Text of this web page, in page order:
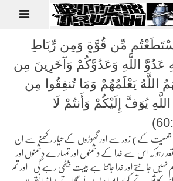
مِّن قُوَّةٍ وَمِن رِّبَاطِ
عَدُوَّ اللَّهِ وَعَدُوَّكُمْ وَآخَرِينَ مِن
اللَّهُ يَعْلَمُهُمْ وَمَا تُنفِقُوا مِن
يُوَفَّ إِلَيْكُمْ وَأَنتُمْ لَا
جمعیت کے) زور سے اور گھوڑوں کے تیار رکھنے سے ان
کہ اس سے خدا کے دشمنوں اور تمہارے دشمنوں اور
نہیں جانتے اور خدا جانتا ہے ہیبت بیٹھی رہے گی۔ اور تم